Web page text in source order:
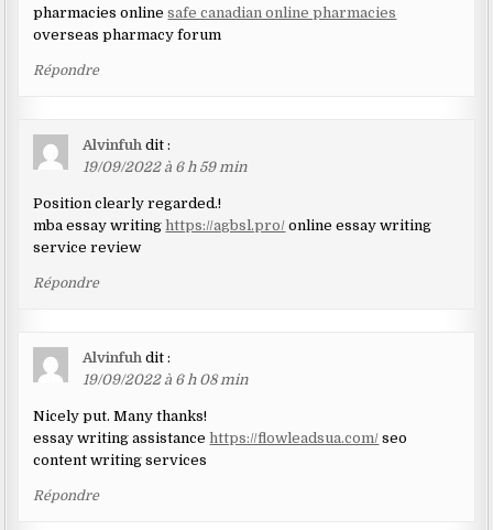
pharmacies onlinesafe canadian online pharmacies
overseas pharmacy forum
Répondre
Alvinfuh dit :
19/09/2022 à 6 h 59 min
Position clearly regarded.!
mba essay writing https://agbsl.pro/ online essay writing
service review
Répondre
Alvinfuh dit :
19/09/2022 à 6 h 08 min
Nicely put. Many thanks!
essay writing assistancehttps://flowleadsua.com/ seo
content writing services
Répondre